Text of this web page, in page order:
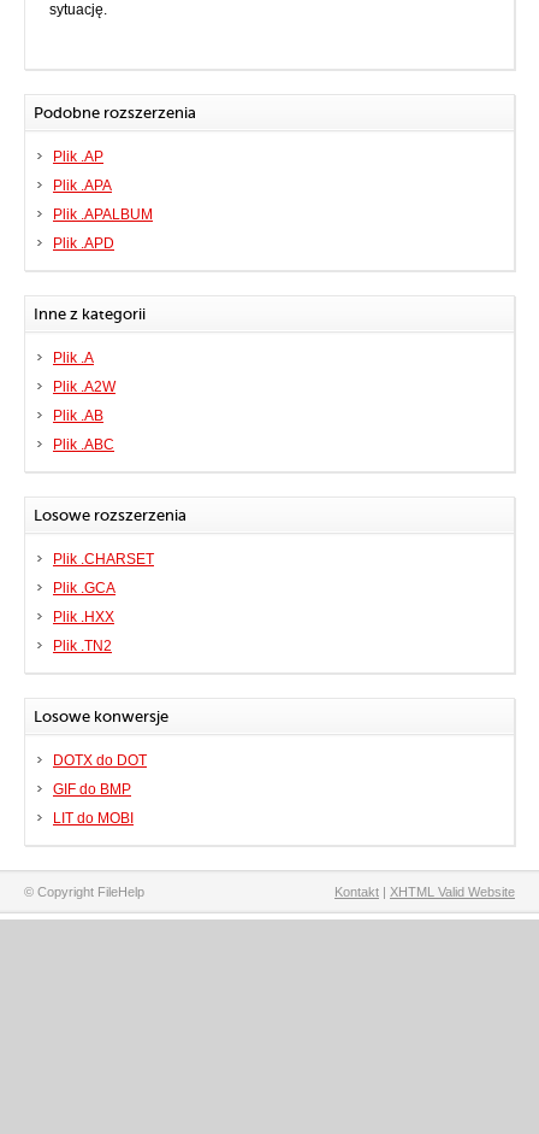
sytuację.
Podobne rozszerzenia
Plik .AP
Plik .APA
Plik .APALBUM
Plik .APD
Inne z kategorii
Plik .A
Plik .A2W
Plik .AB
Plik .ABC
Losowe rozszerzenia
Plik .CHARSET
Plik .GCA
Plik .HXX
Plik .TN2
Losowe konwersje
DOTX do DOT
GIF do BMP
LIT do MOBI
© Copyright FileHelp Kontakt | XHTML Valid Website